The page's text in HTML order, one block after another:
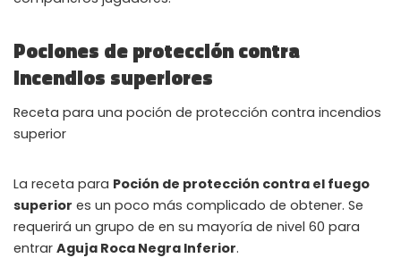
Pociones de protección contra
incendios superiores
Receta para una poción de protección contra incendios
superior
La receta para Poción de protección contra el fuego
superior es un poco más complicado de obtener. Se
requerirá un grupo de en su mayoría de nivel 60 para
entrar Aguja Roca Negra Inferior.